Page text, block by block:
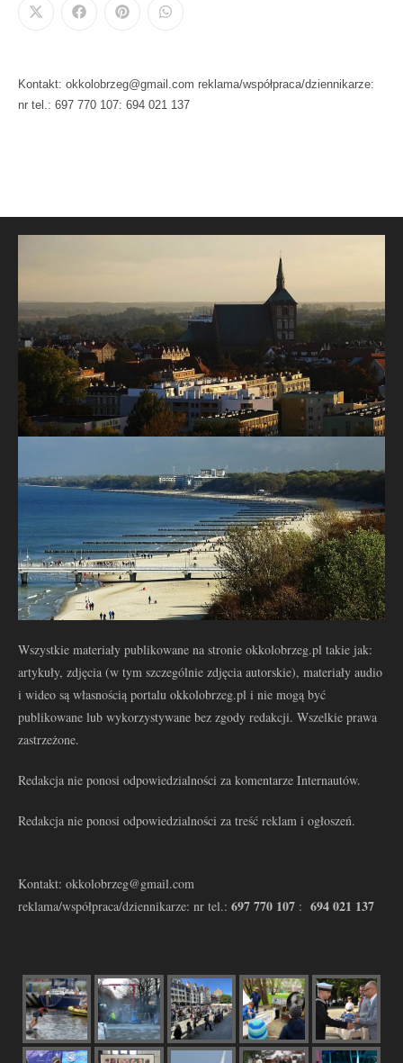
Kontakt: okkolobrzeg@gmail.com reklama/współpraca/dziennikarze:
nr tel.: 697 770 107: 694 021 137
Wszystkie materiały publikowane na stronie okkolobrzeg.pl takie jak:
artykuły, zdjęcia (w tym szczególnie zdjęcia autorskie), materiały audio
i wideo są własnością portalu okkolobrzeg.pl i nie mogą być
publikowane lub wykorzystywane bez zgody redakcji. Wszelkie prawa
zastrzeżone.
Redakcja nie ponosi odpowiedzialności za komentarze Internautów.
Redakcja nie ponosi odpowiedzialności za treść reklam i ogłoszeń.
Kontakt: okkolobrzeg@gmail.com
reklama/współpraca/dziennikarze: nr tel.: 697 770 107 : 694 021 137